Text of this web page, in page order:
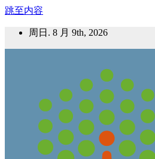
跳至内容
周日. 8 月 9th, 2026